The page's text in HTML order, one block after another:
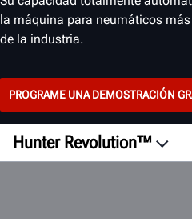
la máquina para neumáticos
de la industria.
PROGRAME UNA DEMOSTRACIÓN
Hunter Revolution™